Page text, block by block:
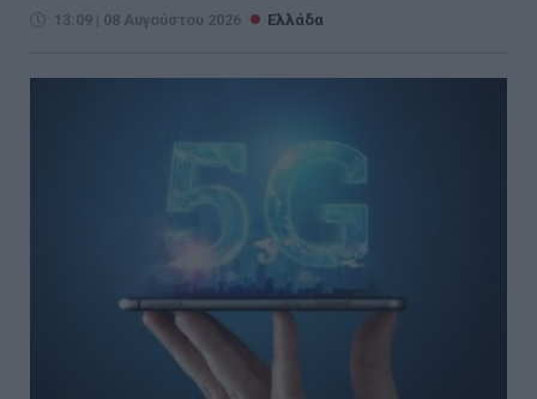
13:09 | 08 Αυγούστου 2026 Ελλάδα